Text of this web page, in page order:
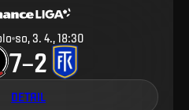
so, 3. 4., 18:30
7–2
DETAIL